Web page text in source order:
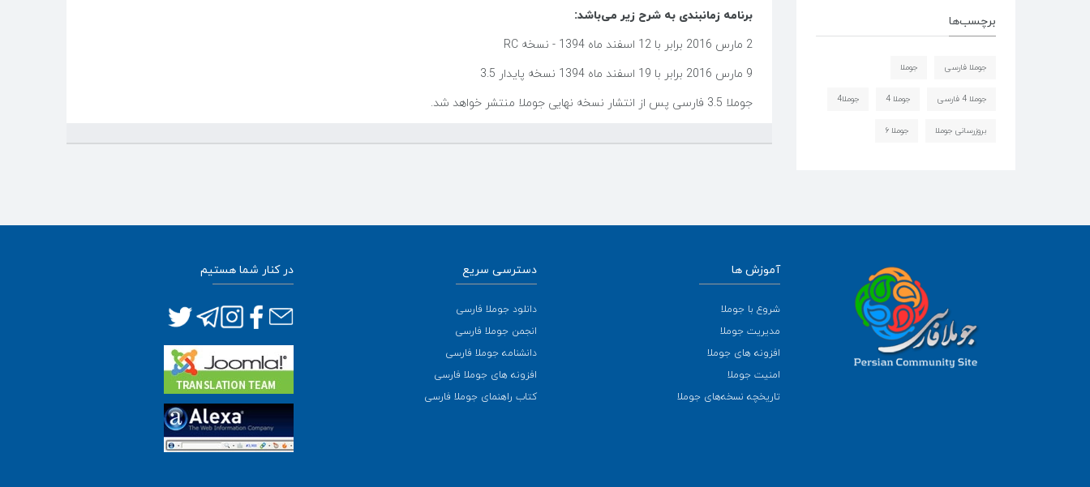
برنامه زمانبندی به شرح زیر می‌باشد:
2 مارس 2016 برابر با 12 اسفند ماه 1394 - نسخه RC
9 مارس 2016 برابر با 19 اسفند ماه 1394 نسخه پایدار 3.5
جوملا 3.5 فارسی پس از انتشار نسخه نهایی جوملا منتشر خواهد شد.
برچسب‌ها
جوملا فارسی جوملا
جوملا 4 فارسی جوملا 4 جوملا4
بروزرسانی جوملا جوملا ۶
آموزش ها
شروع با جوملا
مدیریت جوملا
افزونه های جوملا
امنیت جوملا
تاریخچه نسخه‌های جوملا
دسترسی سریع
دانلود جوملا فارسی
انجمن جوملا فارسی
دانشنامه جوملا فارسی
افزونه های جوملا فارسی
کتاب راهنمای جوملا فارسی
در کنار شما هستیم